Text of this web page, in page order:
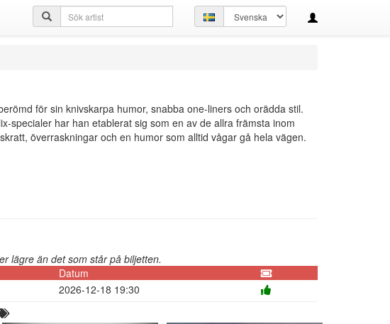
Ställ
in
språk
Sökfråga
för sin knivskarpa humor, snabba one-liners och orädda stil.
specialer har han etablerat sig som en av de allra främsta inom
överraskningar och en humor som alltid vågar gå hela vägen.
lägre än det som står på biljetten.
Datum
2026-12-18 19:30